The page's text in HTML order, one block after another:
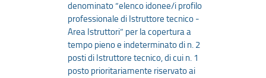
denominato “elenco idonee/i profilo
professionale di Istruttore tecnico -
Area Istruttori” per la copertura a
tempo pieno e indeterminato di n. 2
posti di Istruttore tecnico, di cui n. 1
posto prioritariamente riservato ai